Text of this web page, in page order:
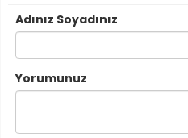
Adınız Soyadınız
Yorumunuz